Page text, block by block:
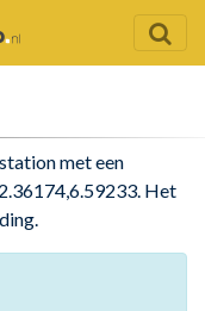
met een
Het